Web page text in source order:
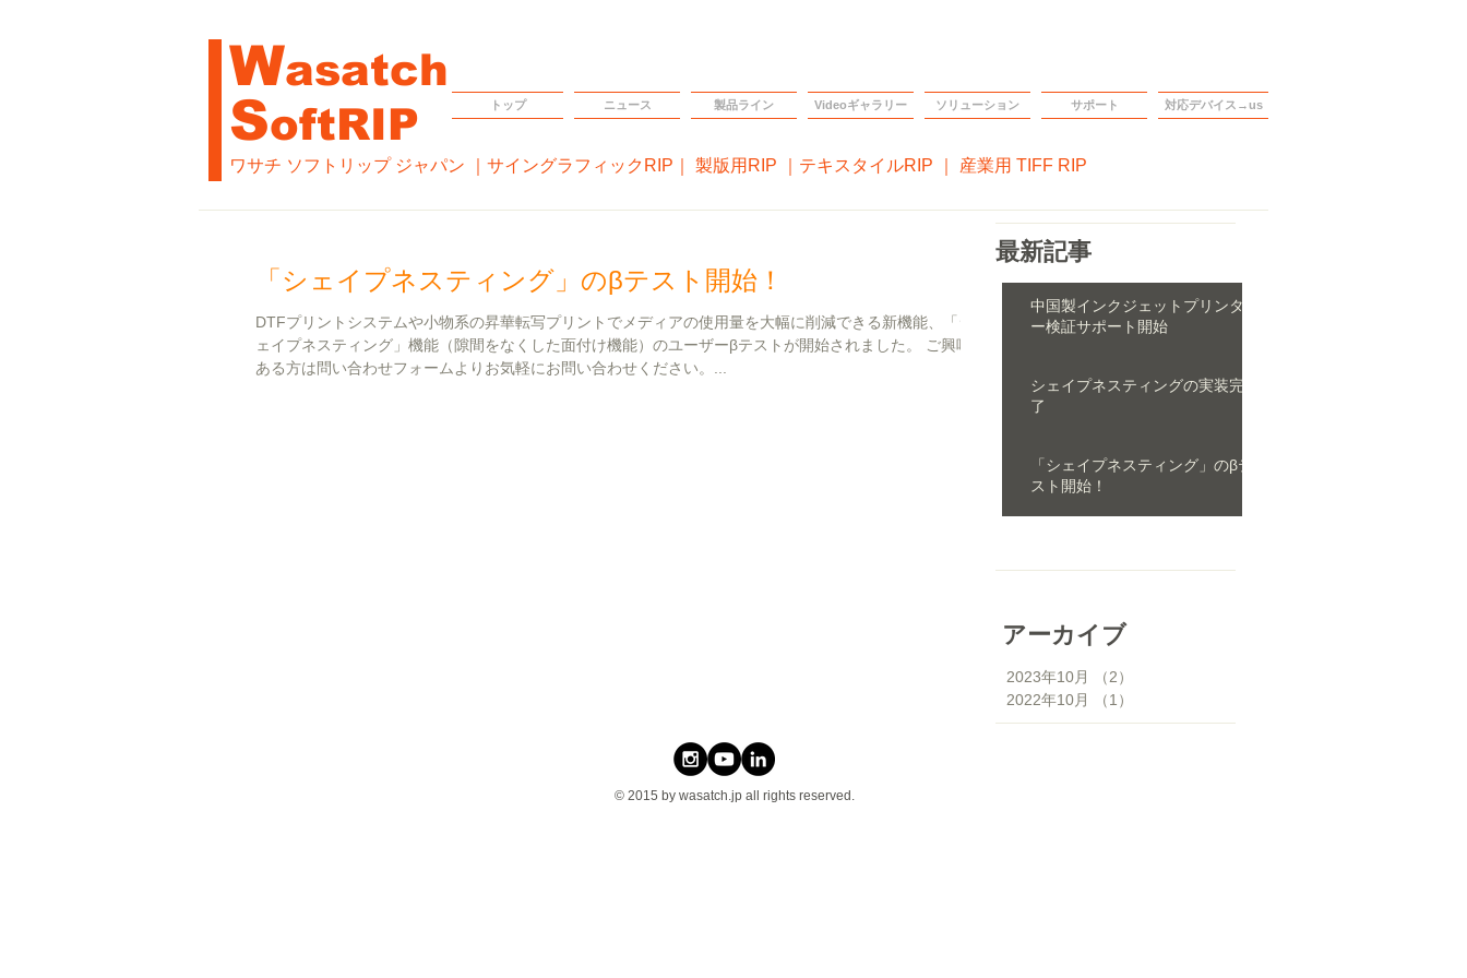
​Wasatch
SoftRIP
ワサチ ソフトリップ ジャパン ｜サイングラフィックRIP｜ 製版用RIP ｜テキスタイルRIP ｜ 産業用 TIFF RIP
トップ ニュース 製品ライン Videoギャラリー ソリューション サポート 対応デバイス→us
「シェイプネスティング」のβテスト開始！
DTFプリントシステムや小物系の昇華転写プリントでメディアの使用量を大幅に削減できる新機能、「シ
ェイプネスティング」機能（隙間をなくした面付け機能）のユーザーβテストが開始されました。 ご興味の
ある方は問い合わせフォームよりお気軽にお問い合わせください。...
最新記事
中国製インクジェットプリンタ
ー検証サポート開始
シェイプネスティングの実装完
了
「シェイプネスティング」のβテ
スト開始！
アーカイブ
2023年10月 （2）
2022年10月
（1）
© 2015 by wasatch.jp all rights reserved.